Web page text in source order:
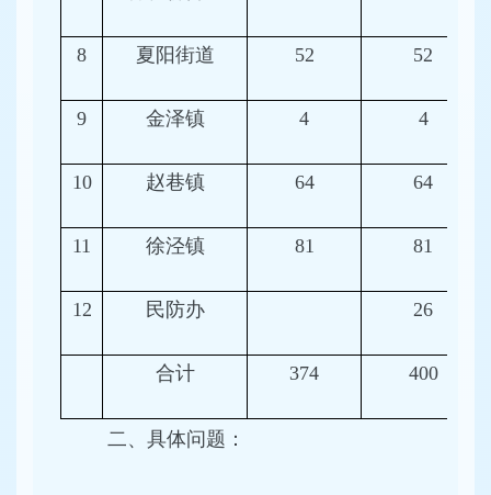
8 夏阳街道 52 52
9 金泽镇 4 4
10 赵巷镇 64 64
11 徐泾镇 81 81
12 民防办 26
合计 374 400
二、具体问题：